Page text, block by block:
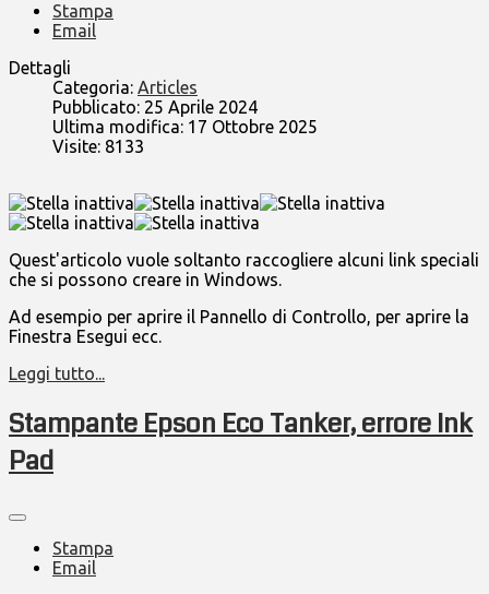
Stampa
Email
Dettagli
Categoria: Articles
Pubblicato: 25 Aprile 2024
Ultima modifica: 17 Ottobre 2025
Visite: 8133
Quest'articolo vuole soltanto raccogliere alcuni link speciali
che si possono creare in Windows.
Ad esempio per aprire il Pannello di Controllo, per aprire la
Finestra Esegui ecc.
Leggi tutto...
Stampante Epson Eco Tanker, errore Ink
Pad
Stampa
Email